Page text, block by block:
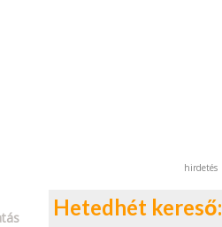
hirdetés
Hetedhét kereső: